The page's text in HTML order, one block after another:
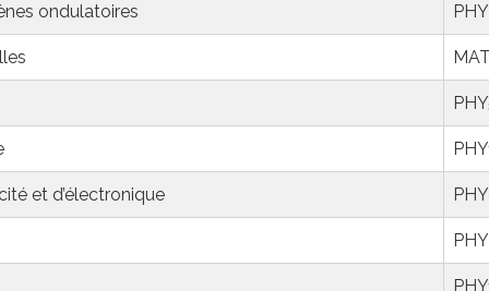
ondulatoires
et d’électronique